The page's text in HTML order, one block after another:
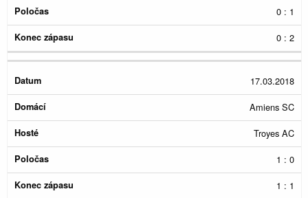
0 : 1
0 : 2
17.03.2018
Amiens SC
Troyes AC
1 : 0
1 : 1